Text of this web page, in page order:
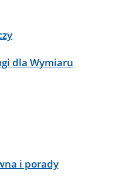
dla Wymiaru
i porady